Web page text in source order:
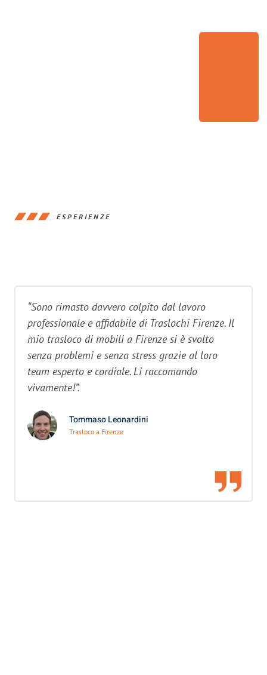
ESPERIENZE
“Sono rimasto davvero colpito dal lavoro
professionale e affidabile di Traslochi Firenze. Il
mio trasloco di mobili a Firenze si è svolto
senza problemi e senza stress grazie al loro
team esperto e cordiale. Li raccomando
vivamente!”.
Tommaso Leonardini
Trasloco a Firenze